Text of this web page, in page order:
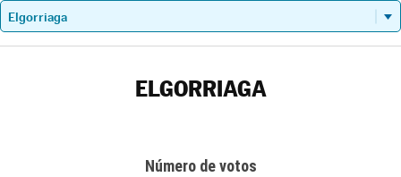
ELGORRIAGA
Número de votos